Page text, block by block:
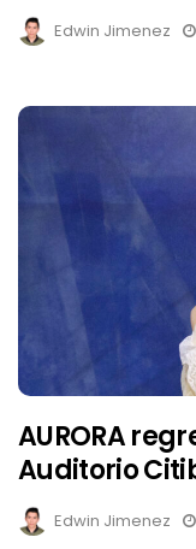
Edwin Jimenez
AURORA
Auditorio
Edwin Jimenez